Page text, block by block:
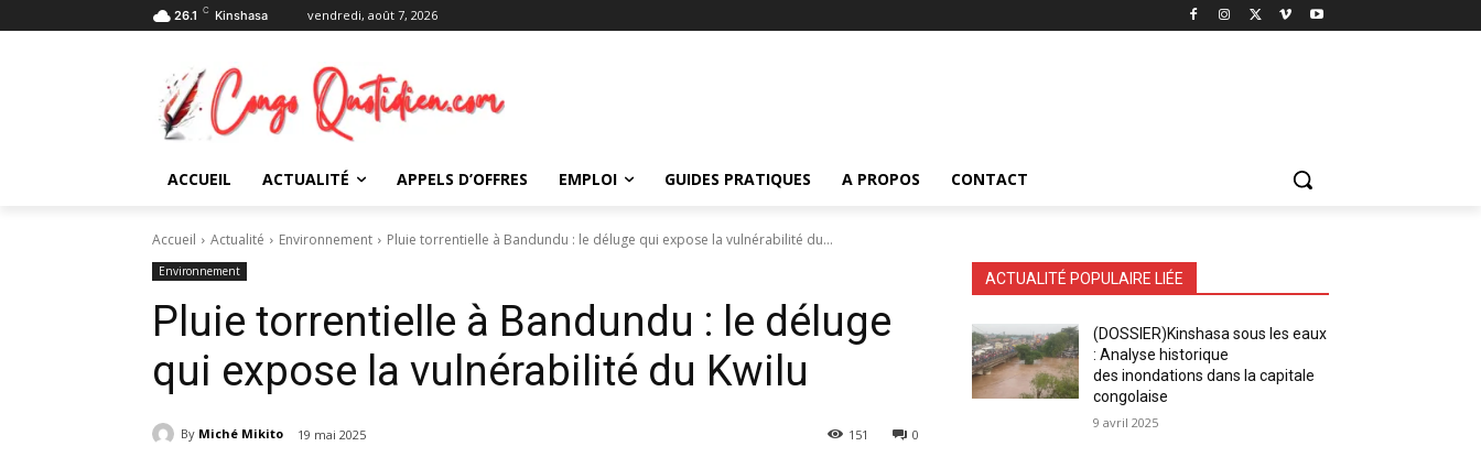
26.1 C Kinshasa vendredi, août 7, 2026
ACCUEIL ACTUALITÉ APPELS D’OFFRES EMPLOI GUIDES PRATIQUES A PROPOS CONTACT
Accueil Actualité Environnement Pluie torrentielle à Bandundu : le déluge qui expose la vulnérabilité du...
Environnement
Pluie torrentielle à Bandundu : le déluge
qui expose la vulnérabilité du Kwilu
By Miché Mikito 19 mai 2025 0
151
ACTUALITÉ POPULAIRE LIÉE
(DOSSIER)Kinshasa sous les eaux
: Analyse historique
des inondations dans la capitale
congolaise
9 avril 2025